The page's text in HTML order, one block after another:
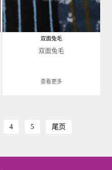
双面兔毛
双面兔毛
查看更多
4 5 尾页